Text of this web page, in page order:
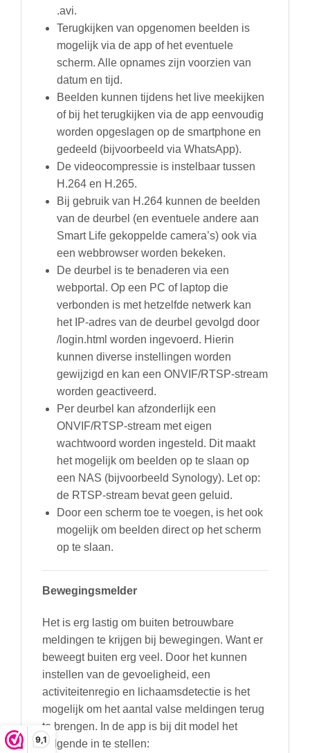
9,1
.avi.
Terugkijken van opgenomen beelden is
mogelijk via de app of het eventuele
scherm. Alle opnames zijn voorzien van
datum en tijd.
Beelden kunnen tijdens het live meekijken
of bij het terugkijken via de app eenvoudig
worden opgeslagen op de smartphone en
gedeeld (bijvoorbeeld via WhatsApp).
De videocompressie is instelbaar tussen
H.264 en H.265.
Bij gebruik van H.264 kunnen de beelden
van de deurbel (en eventuele andere aan
Smart Life gekoppelde camera’s) ook via
een webbrowser worden bekeken.
De deurbel is te benaderen via een
webportal. Op een PC of laptop die
verbonden is met hetzelfde netwerk kan
het IP-adres van de deurbel gevolgd door
/login.html worden ingevoerd. Hierin
kunnen diverse instellingen worden
gewijzigd en kan een ONVIF/RTSP-stream
worden geactiveerd.
Per deurbel kan afzonderlijk een
ONVIF/RTSP-stream met eigen
wachtwoord worden ingesteld. Dit maakt
het mogelijk om beelden op te slaan op
een NAS (bijvoorbeeld Synology). Let op:
de RTSP-stream bevat geen geluid.
Door een scherm toe te voegen, is het ook
mogelijk om beelden direct op het scherm
op te slaan.
Bewegingsmelder
Het is erg lastig om buiten betrouwbare
meldingen te krijgen bij bewegingen. Want er
beweegt buiten erg veel. Door het kunnen
instellen van de gevoeligheid, een
activiteitenregio en lichaamsdetectie is het
mogelijk om het aantal valse meldingen terug
te brengen. In de app is bij dit model het
volgende in te stellen: